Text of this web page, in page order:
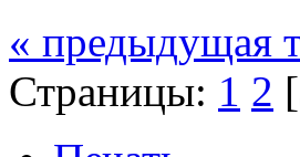
« предыдущая
Страницы: 1 2 [